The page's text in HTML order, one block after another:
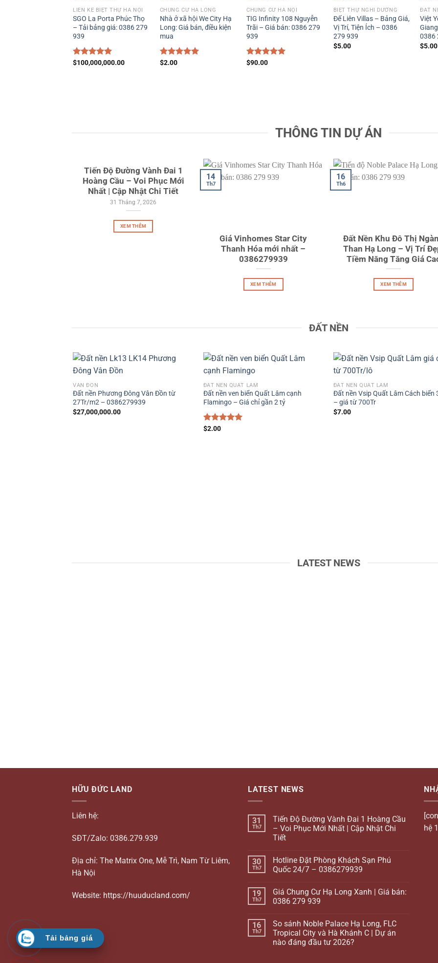
LIỀN KỀ BIỆT THỰ HÀ NỘI
SGO La Porta Phúc Thọ
– Tải bảng giá: 0386 279
939
Được xếp
$100,000,000.00
CHUNG CƯ HẠ LONG
Nhà ở xã hội We City Hạ
Long: Giá bán, điều kiện
mua
Được xếp
$2.00
CHUNG CƯ HÀ NỘI
TIG Infinity 108 Nguyễn
Trãi – Giá bán: 0386 279
939
Được xếp
$90.00
BIỆT THỰ NGHỈ DƯỠNG
Đế Liên Villas – Bảng Giá,
Vị Trí, Tiện Ích – 0386
279 939
$5.00
ĐẤT
Việt
0386
$5.00
THÔNG TIN DỰ ÁN
Tiến Độ Đường Vành Đai 1
Hoàng Cầu – Voi Phục Mới
Nhất | Cập Nhật Chi Tiết
31 Tháng 7, 2026
XEM THÊM
Giá Vinhomes Star City
Thanh Hóa mới nhất –
0386279939
XEM THÊM
14
Th7
Đất Nền Khu Đô Thị
Than Hạ Long – Vị Trí
Tiềm Năng Tăng Giá
XEM THÊM
16
Th6
ĐẤT NỀN
VÂN ĐỒN
Đất nền Phương Đông Vân Đồn từ
27Tr/m2 – 0386279939
$27,000,000.00
ĐẤT NỀN QUẤT LÂM
Đất nền ven biển Quất Lâm cạnh
Flamingo – Giá chỉ gần 2 tỷ
Được xếp
$2.00
ĐẤT NỀN QUẤT LÂM
Đất nền Vsip Quất Lâm Cách biển
– giá từ 700Tr
$7.00
LATEST NEWS
HỮU ĐỨC LAND
Liên hệ:
SĐT/Zalo: 0386.279.939
Địa chỉ: The Matrix One, Mễ Trì, Nam Từ Liêm,
Hà Nội
Website: https://huuducland.com/
LATEST NEWS
31
Th7
Tiến Độ Đường Vành Đai 1 Hoàng Cầu
– Voi Phục Mới Nhất | Cập Nhật Chi
Tiết
30
Th7
Hotline Đặt Phòng Khách Sạn Phú
Quốc 24/7 – 0386279939
19
Th7
Giá Chung Cư Hạ Long Xanh | Giá bán:
0386 279 939
16
Th7
So sánh Noble Palace Hạ Long, FLC
Tropical City và Hà Khánh C | Dự án
nào đáng đầu tư 2026?
hệ
Tải bảng giá